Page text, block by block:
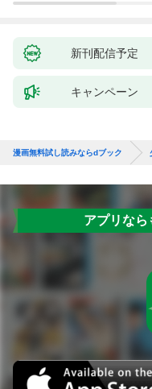
新刊配信予定
キャンペーン
漫画無料試し読みならdブック
アプリなら